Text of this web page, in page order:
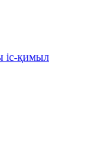
іс-қимыл